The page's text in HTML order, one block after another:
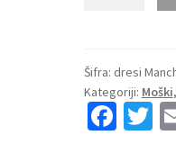
dresi
Manchester
City
Šifra: dresi
Kategoriji: Moški,
Fa T